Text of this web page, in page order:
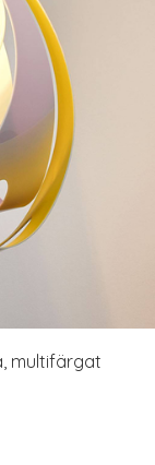
multifärgat